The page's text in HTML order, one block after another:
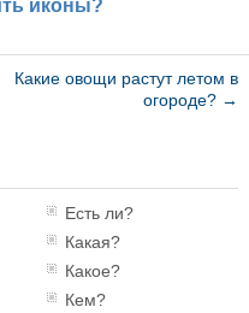
иконы?
Какие овощи растут летом в
огороде? →
Есть ли?
Какая?
Какое?
Кем?